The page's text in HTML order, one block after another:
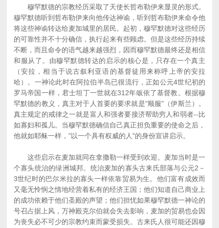
穆罕默德的宗教经历采取了天使长哲布勒伊来显灵的形式。
穆罕默德听到哲布勒伊来向他传达神谕，听到哲布勒伊来命令他
将这些神谕转达给麦加城里的居民。起初，穆罕默德对这些经历
的可靠性并不十分确信，执行起来有些顾虑。但是这些经历持续
不断，而且命令的语气越来越强烈，因而穆罕默德最终还是相信
和服从了。由穆罕默德转达的启示的核心是，只存在一个真主
（安拉，相当于说古叙利亚语的基督徒用来称呼上帝的安拉
哈）。一神论此时在阿拉伯半岛已很流行，正如公元4世纪初的
罗马帝国一样，君士坦丁一世就在312年皈依了基督教。根据穆
罕默德的教义，真主对于人首要的要求就是"顺服"（伊斯兰）。
真主规定的戒律之一就是富人和强者要接济帮助穷人和弱者--比
如寡妇和孤儿。当穆罕默德确信自己真正担负重要的使命之后，
他就如耶稣一样，"以一个具有权威的人"的身份宣讲启示。
这些启示在麦加就同在拿撒勒一样受到欢迎。麦加当时是一
个寡头统治的绿洲城邦。统治麦加的寡头古来氏部落与公元2－
3世纪时的巴尔米拉的寡头一样依靠贸易为生。他们富有成效而
又毫无怜悯之情地经营着私有的经济王国；他们知道自己商业上
的成功依赖于他们圣殿的声望；他们担忧如果穆罕默德一神论的
号召占据上风，万神殿克尔伯就会失去影响，麦加的贸易也会因
为丧失必不可少的宗教约束而蒙受损失。古来氏人很可能还因穆